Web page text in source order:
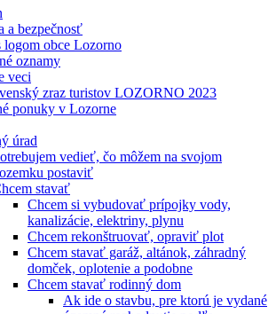
a bezpečnosť
logom obce Lozorno
oznamy
veci
zraz turistov LOZORNO 2023
ponuky v Lozorne
úrad
vedieť, čo môžem na svojom
postaviť
stavať
Chcem si vybudovať prípojky vody,
kanalizácie, elektriny, plynu
Chcem rekonštruovať, opraviť plot
Chcem stavať garáž, altánok, záhradný
domček, oplotenie a podobne
Chcem stavať rodinný dom
Ak ide o stavbu, pre ktorú je vydané